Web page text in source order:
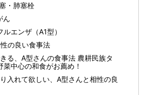
・肺塞栓
ん
エンザ（A1型）
の良い食事法
る、A型さんの食事法 農耕民族タ
菜中心の和食がお薦め！
入れて欲しい、A型さんと相性の良